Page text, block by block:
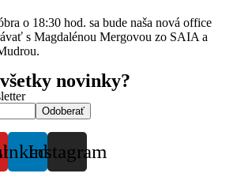
o 18:30 hod. sa bude naša nová office
s Magdalénou Mergovou zo SAIA a
novinky?
Instagram